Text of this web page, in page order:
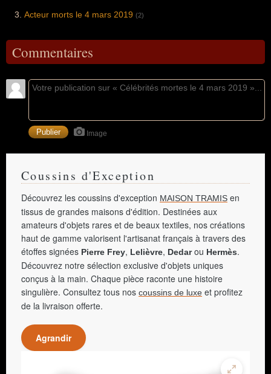
Acteur morts le 4 mars 2019 (2)
Commentaires
Image
Coussins d'Exception
Découvrez les coussins d'exception MAISON TRAMIS en
tissus de grandes maisons d'édition. Destinées aux
amateurs d'objets rares et de beaux textiles, nos créations
haut de gamme valorisent l'artisanat français à travers des
étoffes signées Pierre Frey, Lelièvre, Dedarou Hermès.
Découvrez notre sélection exclusive d'objets uniques
conçus à la main. Chaque pièce raconte une histoire
singulière. Consultez tous nos coussins de luxe et profitez
de la livraison offerte.
Agrandir